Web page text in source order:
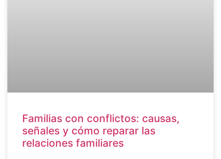
Familias con conflictos: causas,
señales y cómo reparar las
relaciones familiares